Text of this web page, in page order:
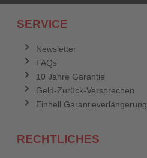
SERVICE
Newsletter
FAQs
10 Jahre Garantie
Geld-Zurück-Versprechen
Einhell Garantieverlängerung
RECHTLICHES